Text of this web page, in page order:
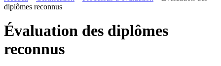
diplômes reconnus
Évaluation des diplômes
reconnus